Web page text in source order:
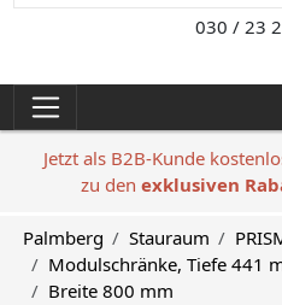
030 / 23
Jetzt als B2B-Kunde
zu den exklusiven
Palmberg Stauraum
Modulschränke, Tiefe 441
Breite 800 mm